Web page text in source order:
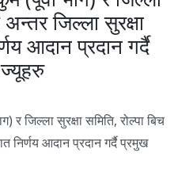
अन्तर जिल्ला सुरक्षा
आदान प्रदान गर्दै
र जिल्ला सुरक्षा समिति, रोल्पा बिच
निर्णय आदान प्रदान गर्दै प्रमुख